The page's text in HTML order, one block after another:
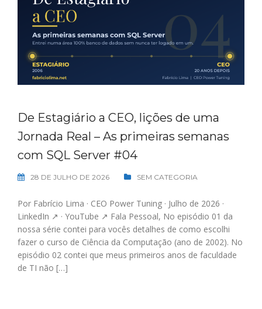
De Estagiário a CEO, lições de uma
Jornada Real – As primeiras semanas
com SQL Server #04
28 DE JULHO DE 2026 SEM CATEGORIA
Por Fabrício Lima · CEO Power Tuning · Julho de 2026 ·
LinkedIn ↗ · YouTube ↗ Fala Pessoal, No episódio 01 da
nossa série contei para vocês detalhes de como escolhi
fazer o curso de Ciência da Computação (ano de 2002). No
episódio 02 contei que meus primeiros anos de faculdade
de TI não […]